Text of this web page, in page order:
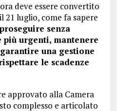
deve essere convertito
luglio, come fa sapere
senza
urgenti, mantenere
una gestione
le scadenze
approvato alla Camera
complesso e articolato